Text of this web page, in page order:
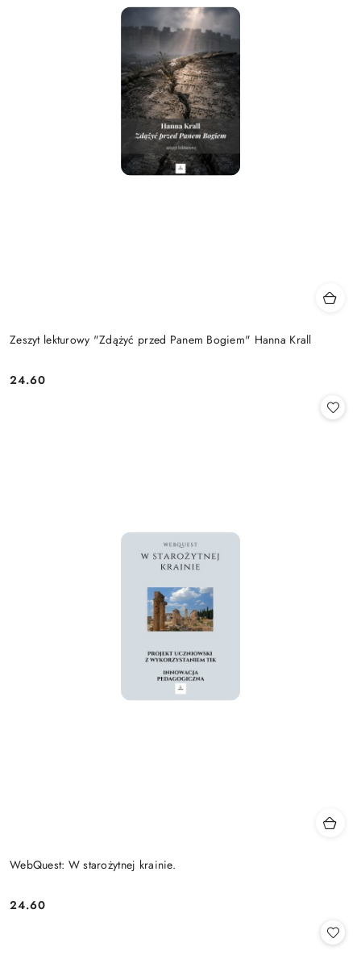
Zeszyt lekturowy "Zdążyć przed Panem Bogiem" Hanna Krall
Cena:
24.60
WebQuest: W starożytnej krainie.
Cena:
24.60